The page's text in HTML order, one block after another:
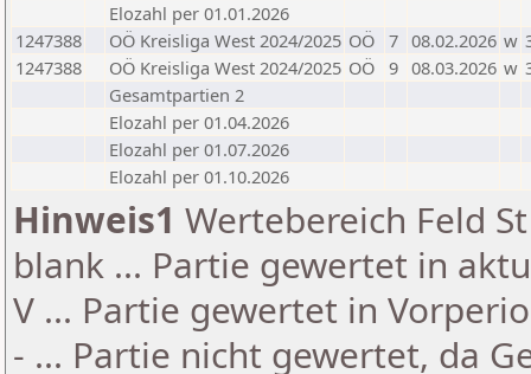
Elozahl per 01.01.2026
1247388
OÖ Kreisliga West 2024/2025 OÖ 7 08.02.2026 w
1247388
OÖ Kreisliga West 2024/2025 OÖ 9 08.03.2026 w
Gesamtpartien 2
Elozahl per 01.04.2026
Elozahl per 01.07.2026
Elozahl per 01.10.2026
Hinweis1 Wertebereich Feld
blank ... Partie gewertet in
V ... Partie gewertet in
- ... Partie nicht gewertet, da